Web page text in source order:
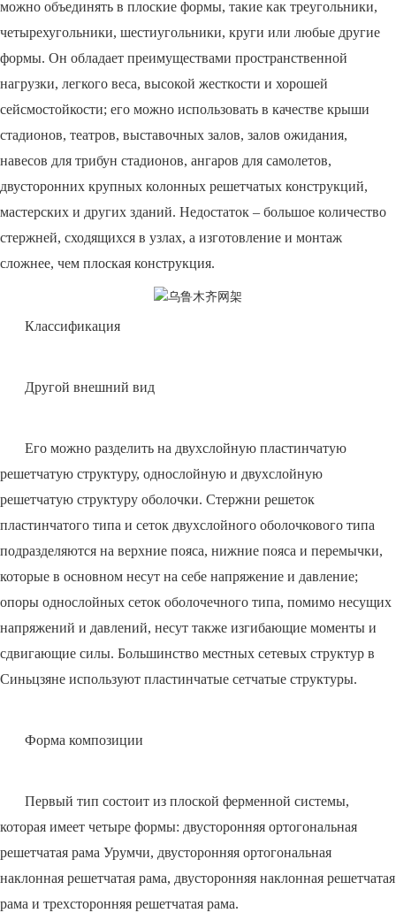
можно объединять в плоские формы, такие как треугольники,
четырехугольники, шестиугольники, круги или любые другие
формы. Он обладает преимуществами пространственной
нагрузки, легкого веса, высокой жесткости и хорошей
сейсмостойкости; его можно использовать в качестве крыши
стадионов, театров, выставочных залов, залов ожидания,
навесов для трибун стадионов, ангаров для самолетов,
двусторонних крупных колонных решетчатых конструкций,
мастерских и других зданий. Недостаток – большое количество
стержней, сходящихся в узлах, а изготовление и монтаж
сложнее, чем плоская конструкция.
Классификация
Другой внешний вид
Его можно разделить на двухслойную пластинчатую
решетчатую структуру, однослойную и двухслойную
решетчатую структуру оболочки. Стержни решеток
пластинчатого типа и сеток двухслойного оболочкового типа
подразделяются на верхние пояса, нижние пояса и перемычки,
которые в основном несут на себе напряжение и давление;
опоры однослойных сеток оболочечного типа, помимо несущих
напряжений и давлений, несут также изгибающие моменты и
сдвигающие силы. Большинство местных сетевых структур в
Синьцзяне используют пластинчатые сетчатые структуры.
Форма композиции
Первый тип состоит из плоской ферменной системы,
которая имеет четыре формы: двусторонняя ортогональная
решетчатая рама Урумчи, двусторонняя ортогональная
наклонная решетчатая рама, двусторонняя наклонная решетчатая
рама и трехсторонняя решетчатая рама.